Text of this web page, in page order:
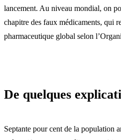
lancement. Au niveau mondial, on
chapitre des faux médicaments, qui
pharmaceutique global selon
De quelques
Septante pour cent de la population